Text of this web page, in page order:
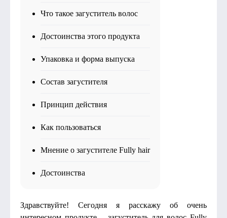
Что такое загуститель волос
Достоинства этого продукта
Упаковка и форма выпуска
Состав загустителя
Принцип действия
Как пользоваться
Мнение о загустителе Fully hair
Достоинства
Здравствуйте! Сегодня я расскажу об очень